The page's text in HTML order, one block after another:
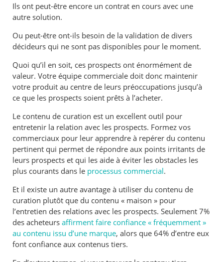
Ils ont peut-être encore un contrat en cours avec une
autre solution.
Ou peut-être ont-ils besoin de la validation de divers
décideurs qui ne sont pas disponibles pour le moment.
Quoi qu’il en soit, ces prospects ont énormément de
valeur. Votre équipe commerciale doit donc maintenir
votre produit au centre de leurs préoccupations jusqu’à
ce que les prospects soient prêts à l’acheter.
Le contenu de curation est un excellent outil pour
entretenir la relation avec les prospects. Formez vos
commerciaux pour leur apprendre à repérer du contenu
pertinent qui permet de répondre aux points irritants de
leurs prospects et qui les aide à éviter les obstacles les
plus courants dans le processus commercial.
Et il existe un autre avantage à utiliser du contenu de
curation plutôt que du contenu « maison » pour
l’entretien des relations avec les prospects. Seulement 7%
des acheteursaffirment faire confiance « fréquemment »
au contenu issu d’une marque, alors que 64% d’entre eux
font confiance aux contenus tiers.